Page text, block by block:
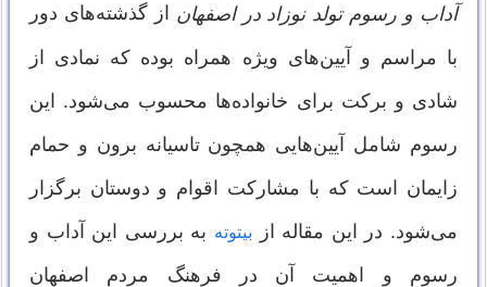
آداب و رسوم تولد نوزاد در اصفهان از گذشته‌های دور
با مراسم و آیین‌های ویژه همراه بوده که نمادی از
شادی و برکت برای خانواده‌ها محسوب می‌شود. این
رسوم شامل آیین‌هایی همچون تاسیانه برون و حمام
زایمان است که با مشارکت اقوام و دوستان برگزار
می‌شود. در این مقاله از
بیتوته به بررسی این آداب و
رسوم و اهمیت آن در فرهنگ مردم اصفهان